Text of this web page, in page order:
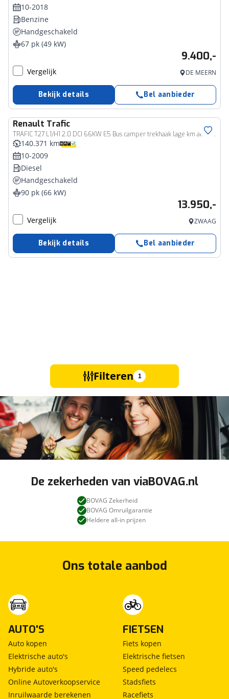
10-2018
Benzine
Handgeschakeld
67 pk (49 kW)
9.400,-
Vergelijk DE MEERN
Bekijk details Bel aanbieder
Renault Trafic
TRAFIC T27 L1/H1 2.0 DCI 66KW E5 Bus camper trekhaak lage km airco ALLINPRIJS
140.371 km
10-2009
Diesel
Handgeschakeld
90 pk (66 kW)
13.950,-
Vergelijk ZWAAG
Bekijk details Bel aanbieder
Filteren 1
De zekerheden van viaBOVAG.nl
BOVAG Zekerheid
BOVAG Omruilgarantie
Heldere all-in prijzen
Ons totale aanbod
AUTO'S
Auto kopen
Elektrische auto's
Hybride auto's
Online Autoverkoopservice
Inruilwaarde berekenen
FIETSEN
Fiets kopen
Elektrische fietsen
Speed pedelecs
Stadsfiets
Racefiets